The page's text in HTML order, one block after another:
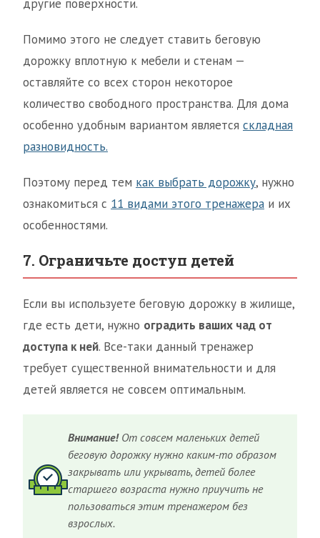
другие поверхности.
Помимо этого не следует ставить беговую
дорожку вплотную к мебели и стенам —
оставляйте со всех сторон некоторое
количество свободного пространства. Для дома
особенно удобным вариантом является складная
разновидность.
Поэтому перед тем как выбрать дорожку, нужно
ознакомиться с 11 видами этого тренажера и их
особенностями.
7. Ограничьте доступ детей
Если вы используете беговую дорожку в жилище,
где есть дети, нужно оградить ваших чад от
доступа к ней. Все-таки данный тренажер
требует существенной внимательности и для
детей является не совсем оптимальным.
Внимание!От совсем маленьких детей
беговую дорожку нужно каким-то образом
закрывать или укрывать, детей более
старшего возраста нужно приучить не
пользоваться этим тренажером без
взрослых.